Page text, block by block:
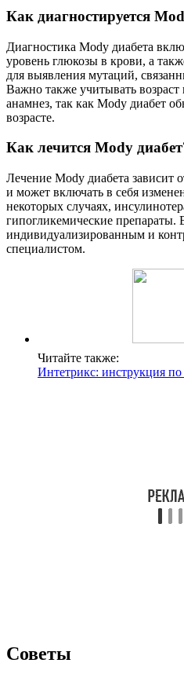
Как диагностируется
Диагностика Mody диабета
уровень глюкозы в крови, а
для выявления мутаций,
Важно также учитывать
анамнез, так как Mody диабет
возрасте.
Как лечится Mody
Лечение Mody диабета зависит
и может включать в себя
некоторых случаях,
гипогликемические
индивидуализированным и
специалистом.
Читайте также:
Интетрикс: инструкция
Советы